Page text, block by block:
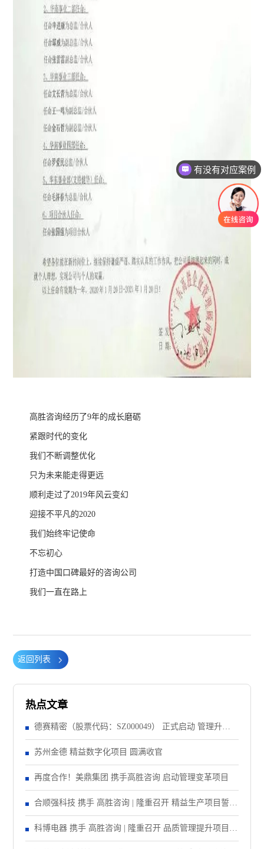
高胜咨询经历了9年的成长磨砺
紧跟时代的变化
我们不断调整优化
只为未来能走得更远
顺利走过了2019年风云变幻
迎接不平凡的2020
我们始终牢记使命
不忘初心
打造中国口碑最好的咨询公司
我们一直在路上
返回列表
热点文章
德赛精密（股票代码：SZ000049） 正式启动 管理升级&
精益注塑项目！
苏州金德 精益数字化项目 圆满收官
再度合作！美鼎集团 携手高胜咨询 启动管理变革项目
合顺强科技 携手 高胜咨询 | 隆重召开 精益生产项目誓师
大会！
科博电器 携手 高胜咨询 | 隆重召开 品质管理提升项目启
有没有对应案例